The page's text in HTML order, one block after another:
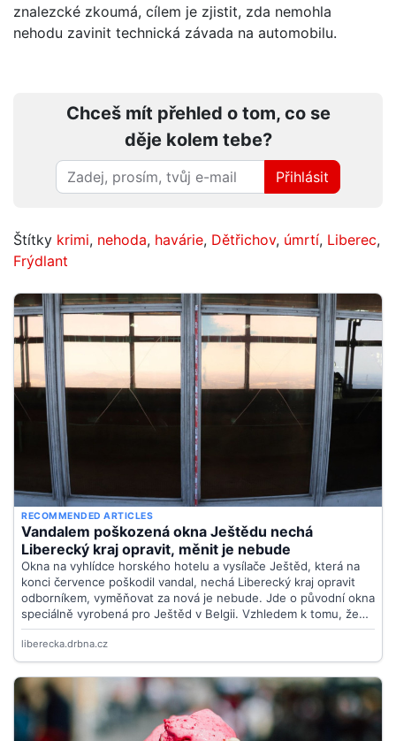
znalezcké zkoumá, cílem je zjistit, zda nemohla
nehodu zavinit technická závada na automobilu.
Chceš mít přehled o tom, co se
děje kolem tebe?
Přihlásit
Štítky krimi, nehoda, havárie, Dětřichov, úmrtí, Liberec,
Frýdlant